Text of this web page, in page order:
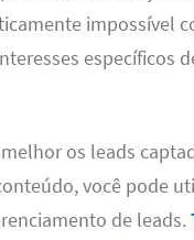
impossível
específicos
os leads
você pode
de leads.